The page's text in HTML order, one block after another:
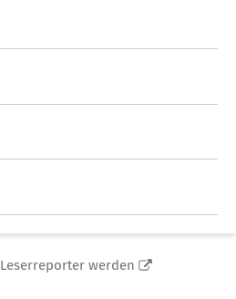
Leserreporter werden